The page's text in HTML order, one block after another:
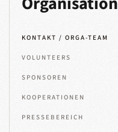
KONTAKT / ORGA-TEAM
VOLUNTEERS
SPONSOREN
KOOPERATIONEN
PRESSEBEREICH